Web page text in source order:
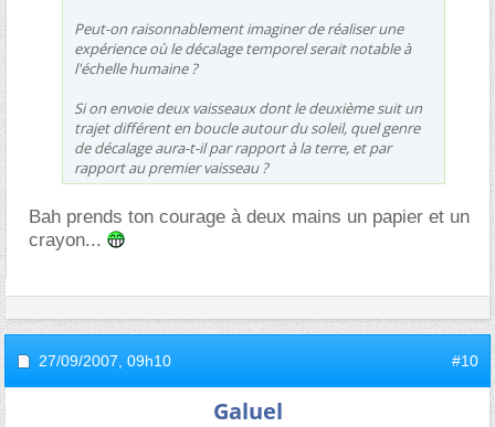
Peut-on raisonnablement imaginer de réaliser une
expérience où le décalage temporel serait notable à
l'échelle humaine ?
Si on envoie deux vaisseaux dont le deuxième suit un
trajet différent en boucle autour du soleil, quel genre
de décalage aura-t-il par rapport à la terre, et par
rapport au premier vaisseau ?
Bah prends ton courage à deux mains un papier et un
crayon...
27/09/2007, 09h10 #10
Galuel